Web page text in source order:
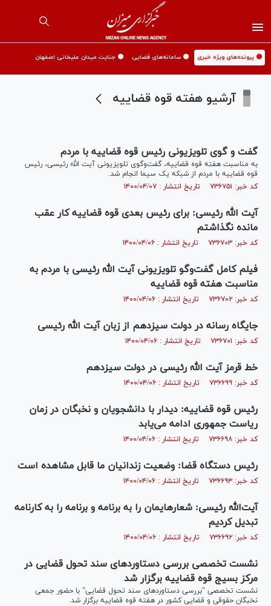
🟡 پرونده‌های ویژه خبری 🟡 سامانه‌های قضایی 🟡 جنایت میدان علیخانی اصفهان
آرشیو هفته قوه قضاییه
گفت و گوی تلویزیونی رئیس قوه قضاییه با مردم
به مناسبت هفته قوه قضاییه، گفت‌وگوی تلویزیونی آیت الله رئیسی، رئیس
قوه قضاییه با مردم از شبکه یک سیما انجام شد.
کد خبر: ۷۳۶۷۵۱ تاریخ انتشار : ۱۴۰۰/۰۴/۰۷
مانده نگذاشتم
کد خبر: ۷۳۶۷۰۳ تاریخ انتشار : ۱۴۰۰/۰۴/۰۶
فیلم کامل گفت‌وگو تلویزیونی آیت الله رئیسی با مردم به
مناسبت هفته قوه قضاییه
کد خبر: ۷۳۶۷۰۲ تاریخ انتشار : ۱۴۰۰/۰۴/۰۶
جایگاه رسانه در دولت سیزدهم از زبان آیت الله رئیسی
کد خبر: ۷۳۶۷۰۱ تاریخ انتشار : ۱۴۰۰/۰۴/۰۶
خط قرمز آیت الله رئیسی در دولت سیزدهم
کد خبر: ۷۳۶۶۹۹ تاریخ انتشار : ۱۴۰۰/۰۴/۰۶
رئیس قوه قضاییه: دیدار با دانشجویان و نخبگان در زمان
ریاست جمهوری ادامه می‌یابد
کد خبر: ۷۳۶۶۹۸ تاریخ انتشار : ۱۴۰۰/۰۴/۰۶
رئیس دستگاه قضا: وضعیت زندانیان ما قابل مشاهده است
کد خبر: ۷۳۶۶۹۳ تاریخ انتشار : ۱۴۰۰/۰۴/۰۶
آیت‌الله رئیسی: شعارهایمان را به برنامه و برنامه را به کارنامه
تبدیل کردیم
کد خبر: ۷۳۶۶۹۲ تاریخ انتشار : ۱۴۰۰/۰۴/۰۶
نشست تخصصی بررسی دستاورد‌های سند تحول قضایی در
مرکز بسیج قوه قضاییه برگزار شد
نشست تخصصی "بررسی دستاورد‌های سند تحول قضایی" با حضور جمعی
نخبگان حقوقی و قضایی کشور در هفته قوه قضاییه برگزار شد.